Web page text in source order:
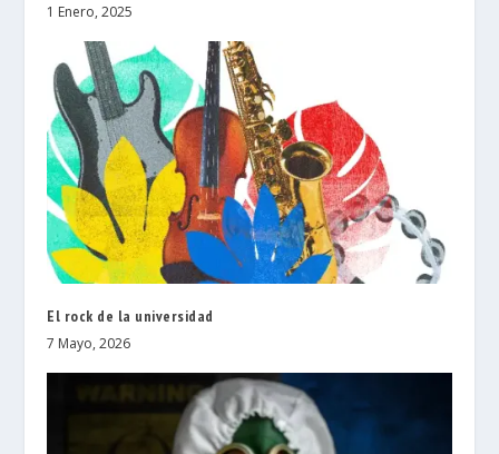
1 Enero, 2025
El rock de la universidad
7 Mayo, 2026